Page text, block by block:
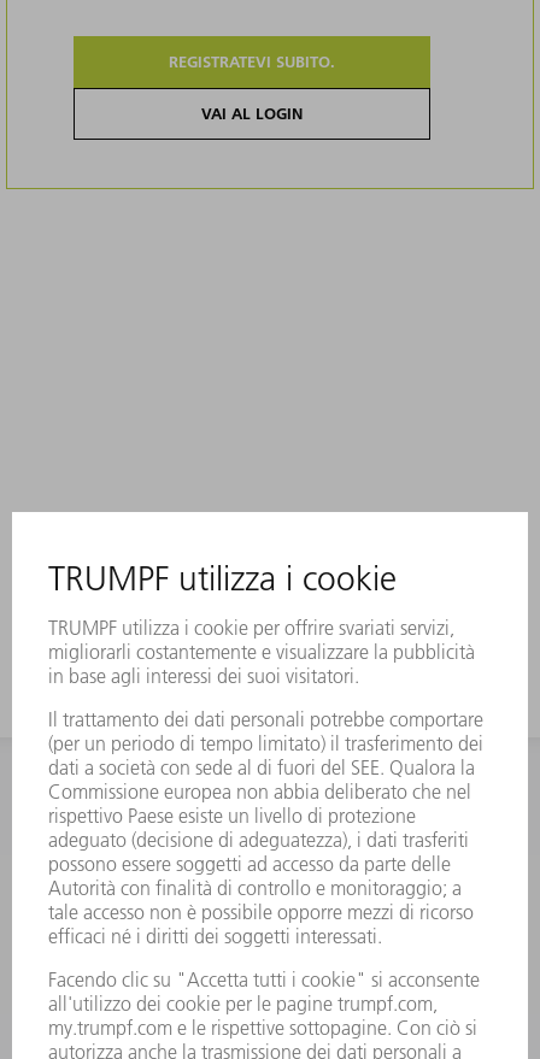
REGISTRATEVI SUBITO.
VAI AL LOGIN
INFORMAZIONE
Domande frequenti
Condizioni generali di contratto
CONTATTO
RICAMBI TRUMPF ITALIA
+39 02 48489420
lunedì a venerdì: 08:30 – 18:00
ricambi@trumpf.com
CONTATTO